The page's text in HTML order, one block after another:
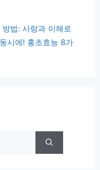
법: 사랑과 이해로
시에! 홍초효능 8가